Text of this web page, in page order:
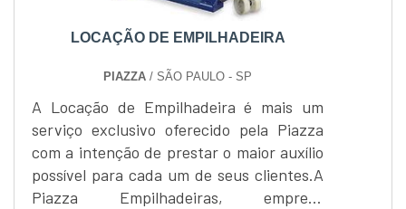
LOCAÇÃO DE EMPILHADEIRA
PIAZZA / SÃO PAULO - SP
A Locação de Empilhadeira é mais um
serviço exclusivo oferecido pela Piazza
com a intenção de prestar o maior auxílio
possível para cada um de seus clientes.A
Piazza Empilhadeiras, empresa